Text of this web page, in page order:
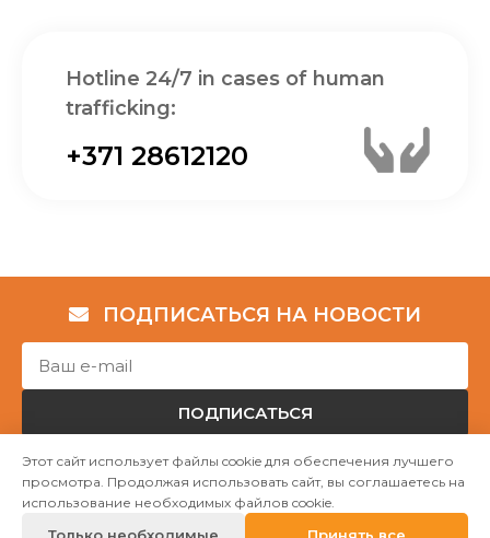
Hotline 24/7 in cases of human
trafficking:
+371 28612120
ПОДПИСАТЬСЯ НА НОВОСТИ
ПОДПИСАТЬСЯ
Авторские права © НГО „Убежище "Надёжный дом""
Этот сайт использует файлы cookie для обеспечения лучшего
просмотра. Продолжая использовать сайт, вы соглашаетесь на
использование необходимых файлов cookie.